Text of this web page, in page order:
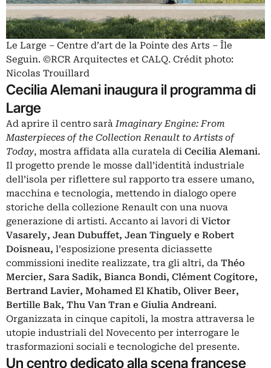
Le Large – Centre d’art de la Pointe des Arts – Île
Seguin. ©RCR Arquitectes et CALQ. Crédit photo:
Nicolas Trouillard
Cecilia Alemani inaugura il programma di
Large
Ad aprire il centro saràImaginary Engine: From
Masterpieces of the Collection Renault to Artists of
Today, mostra affidata alla curatela di Cecilia Alemani.
Il progetto prende le mosse dall’identità industriale
dell’isola per riflettere sul rapporto tra essere umano,
macchina e tecnologia, mettendo in dialogo opere
storiche della collezione Renault con una nuova
generazione di artisti. Accanto ai lavori di Victor
Vasarely, Jean Dubuffet, Jean Tinguely e Robert
Doisneau, l’esposizione presenta diciassette
commissioni inedite realizzate, tra gli altri, da Théo
Mercier, Sara Sadik, Bianca Bondi, Clément Cogitore,
Bertrand Lavier, Mohamed El Khatib, Oliver Beer,
Bertille Bak, Thu Van Tran e Giulia Andreani.
Organizzata in cinque capitoli, la mostra attraversa le
utopie industriali del Novecento per interrogare le
trasformazioni sociali e tecnologiche del presente.
Un centro dedicato alla scena francese